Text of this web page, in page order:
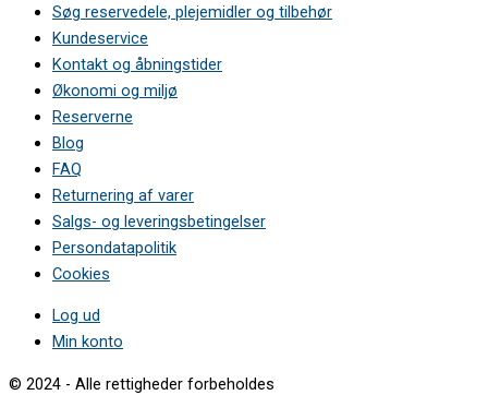
Søg reservedele, plejemidler og tilbehør
Kundeservice
Kontakt og åbningstider
Økonomi og miljø
Reserverne
Blog
FAQ
Returnering af varer
Salgs- og leveringsbetingelser
Persondatapolitik
Cookies
Log ud
Min konto
© 2024 - Alle rettigheder forbeholdes